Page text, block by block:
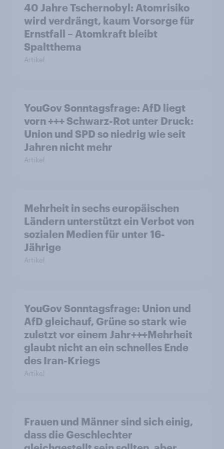
40 Jahre Tschernobyl: Atomrisiko
wird verdrängt, kaum Vorsorge für
Ernstfall – Atomkraft bleibt
Spaltthema
Artikel
YouGov Sonntagsfrage: AfD liegt
vorn +++ Schwarz-Rot unter Druck:
Union und SPD so niedrig wie seit
Jahren nicht mehr
Artikel
Mehrheit in sechs europäischen
Ländern unterstützt ein Verbot von
sozialen Medien für unter 16-
Jährige
Artikel
YouGov Sonntagsfrage: Union und
AfD gleichauf, Grüne so stark wie
zuletzt vor einem Jahr+++Mehrheit
glaubt nicht an ein schnelles Ende
des Iran-Kriegs
Artikel
Frauen und Männer sind sich einig,
dass die Geschlechter